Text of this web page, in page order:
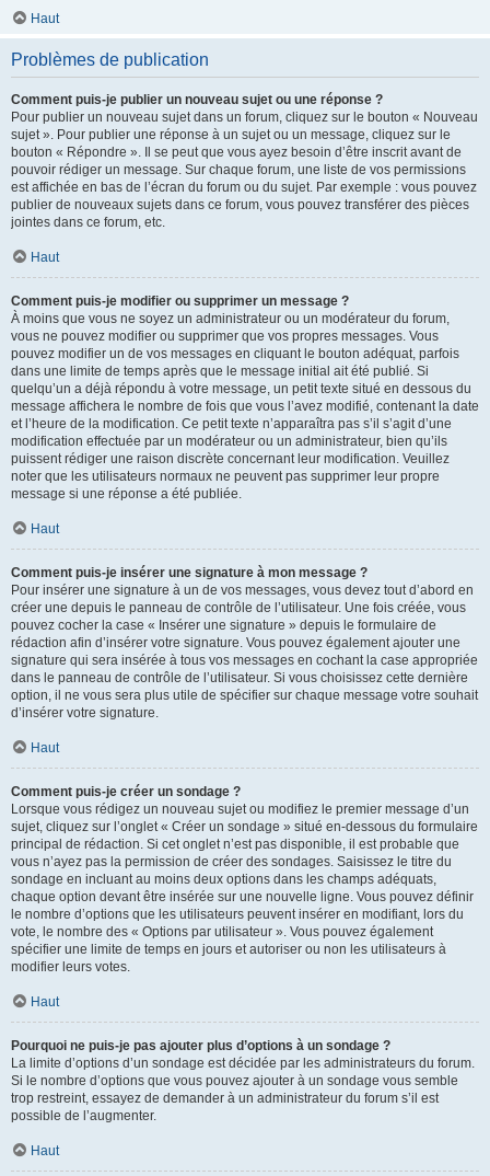
Haut
Problèmes de publication
Comment puis-je publier un nouveau sujet ou une réponse ?
Pour publier un nouveau sujet dans un forum, cliquez sur le bouton « Nouveau
sujet ». Pour publier une réponse à un sujet ou un message, cliquez sur le
bouton « Répondre ». Il se peut que vous ayez besoin d’être inscrit avant de
pouvoir rédiger un message. Sur chaque forum, une liste de vos permissions
est affichée en bas de l’écran du forum ou du sujet. Par exemple : vous pouvez
publier de nouveaux sujets dans ce forum, vous pouvez transférer des pièces
jointes dans ce forum, etc.
Haut
Comment puis-je modifier ou supprimer un message ?
À moins que vous ne soyez un administrateur ou un modérateur du forum,
vous ne pouvez modifier ou supprimer que vos propres messages. Vous
pouvez modifier un de vos messages en cliquant le bouton adéquat, parfois
dans une limite de temps après que le message initial ait été publié. Si
quelqu’un a déjà répondu à votre message, un petit texte situé en dessous du
message affichera le nombre de fois que vous l’avez modifié, contenant la date
et l’heure de la modification. Ce petit texte n’apparaîtra pas s’il s’agit d’une
modification effectuée par un modérateur ou un administrateur, bien qu’ils
puissent rédiger une raison discrète concernant leur modification. Veuillez
noter que les utilisateurs normaux ne peuvent pas supprimer leur propre
message si une réponse a été publiée.
Haut
Comment puis-je insérer une signature à mon message ?
Pour insérer une signature à un de vos messages, vous devez tout d’abord en
créer une depuis le panneau de contrôle de l’utilisateur. Une fois créée, vous
pouvez cocher la case « Insérer une signature » depuis le formulaire de
rédaction afin d’insérer votre signature. Vous pouvez également ajouter une
signature qui sera insérée à tous vos messages en cochant la case appropriée
dans le panneau de contrôle de l’utilisateur. Si vous choisissez cette dernière
option, il ne vous sera plus utile de spécifier sur chaque message votre souhait
d’insérer votre signature.
Haut
Comment puis-je créer un sondage ?
Lorsque vous rédigez un nouveau sujet ou modifiez le premier message d’un
sujet, cliquez sur l’onglet « Créer un sondage » situé en-dessous du formulaire
principal de rédaction. Si cet onglet n’est pas disponible, il est probable que
vous n’ayez pas la permission de créer des sondages. Saisissez le titre du
sondage en incluant au moins deux options dans les champs adéquats,
chaque option devant être insérée sur une nouvelle ligne. Vous pouvez définir
le nombre d’options que les utilisateurs peuvent insérer en modifiant, lors du
vote, le nombre des « Options par utilisateur ». Vous pouvez également
spécifier une limite de temps en jours et autoriser ou non les utilisateurs à
modifier leurs votes.
Haut
Pourquoi ne puis-je pas ajouter plus d’options à un sondage ?
La limite d’options d’un sondage est décidée par les administrateurs du forum.
Si le nombre d’options que vous pouvez ajouter à un sondage vous semble
trop restreint, essayez de demander à un administrateur du forum s’il est
possible de l’augmenter.
Haut